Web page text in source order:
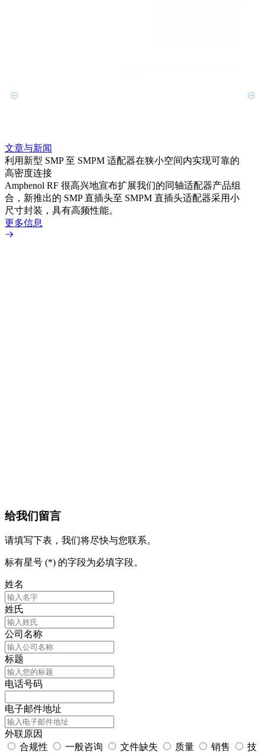
文章与新闻
利用新型 SMP 至 SMPM 适配器在狭小空间内实现可靠的
高密度连接
Amphenol RF 很高兴地宣布扩展我们的同轴适配器产品组
合，新推出的 SMP 直插头至 SMPM 直插头适配器采用小
尺寸封装，具有高频性能。
更多信息
给我们留言
请填写下表，我们将尽快与您联系。
标有星号 (*) 的字段为必填字段。
姓名
姓氏
公司名称
标题
电话号码
电子邮件地址
外联原因
合规性
一般咨询 文件缺失 质量 销售
技